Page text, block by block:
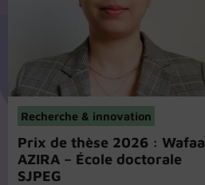
Recherche & innovation
Prix de thèse 2026 : Wafaa
AZIRA – École doctorale
SJPEG